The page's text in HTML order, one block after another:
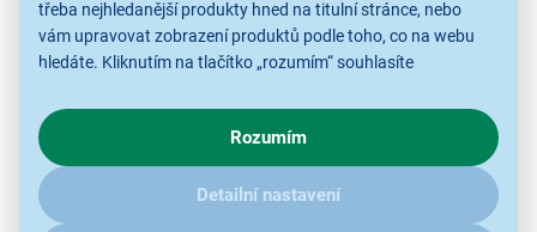
třeba nejhledanější produkty hned na titulní stránce, nebo
vám upravovat zobrazení produktů podle toho, co na webu
hledáte. Kliknutím na tlačítko „rozumím“ souhlasíte
chování na webu pro zobrazení cílených reklam. Pokud vás
zajímají detaily, jak u nás s cookies a dalšími údaji pracujeme,
kliknětesem.
Rozumím
Detailní nastavení